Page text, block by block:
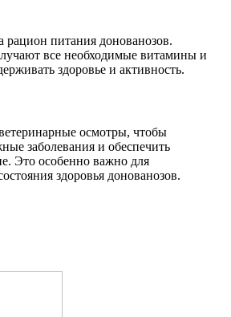
рацион питания донованозов.
все необходимые витамины и
здоровье и активность.
осмотры, чтобы
заболевания и обеспечить
Это особенно важно для
здоровья донованозов.